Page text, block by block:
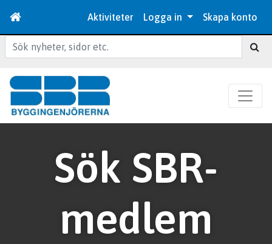
Aktiviteter Logga in Skapa konto
Sök
Sök SBR-
medlem